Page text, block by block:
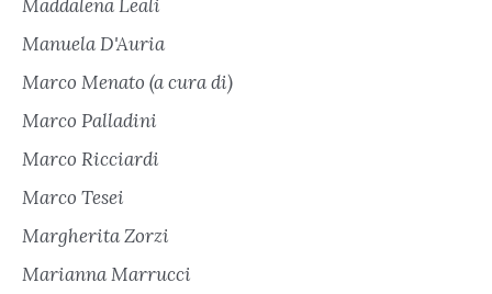
Maddalena Leali
Manuela D'Auria
Marco Menato (a cura di)
Marco Palladini
Marco Ricciardi
Marco Tesei
Margherita Zorzi
Marianna Marrucci